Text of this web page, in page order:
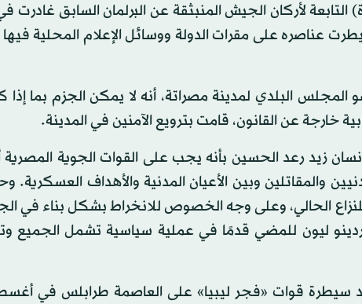
قالت مصادر عسكرية إن الكتيبة (166 مشاة) التابعة لأركان الجيش المنبثقة عن البرلمان السابق
عناصره على مقرات الدولة ووسائل الإعلام المحلية فيها
البلدي لمدينة مصراتة، أنه لا يمكن الجزم بما إذا
خارجة عن القانون، قامت بترويع الآمنين في المدينة.
زيد رعد الحسين بأنه يجب على القوات الجوية
والمقاتلين وبين الأعيان المدنية والأهداف
الحالي، وعلى وجه الخصوص للانخراط بشكل بناء في
ليون للمضي قدمًا في عملية سياسية تشمل الجميع
بعد سيطرة قوات «فجر ليبيا» على العاصمة طرابلس في